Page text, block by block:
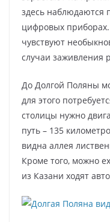
здесь наблюдаются
цифровых
чувствуют
случаи заживления
До Долгой Поляны
для этого
столицы нужно
путь – 135
видна аллея
Кроме того, можно
из Казани ходят